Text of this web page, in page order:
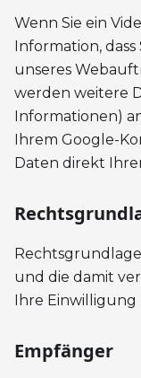
Wenn Sie ein
Information,
unseres
werden weitere
Informationen)
Ihrem Google-
Daten direkt
und die damit
Ihre Einwilligung
Empfänger